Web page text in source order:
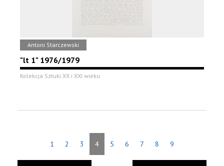
Antoni Starczewski
"lt 1" 1976/1979
Kolekcja Sztuki XX i XXI wieku
1 2 3 4 5 6 7 8 9